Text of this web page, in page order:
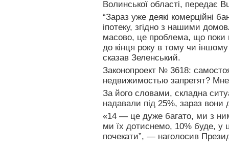
Волинської області, передає
“Зараз уже деякі комерційні
іпотеку, згідно з нашими
масово, це проблема, що
до кінця року в тому чи
сказав Зеленський.
Законопроект № 3618:
недвижимостью запретят?
За його словами, складна
надавали під 25%, зараз вони
«14 — це дуже багато, ми з
ми їх дотиснемо, 10% буде, у
почекати”, — наголосив